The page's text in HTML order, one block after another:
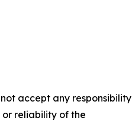
accept any responsibility
or reliability of the